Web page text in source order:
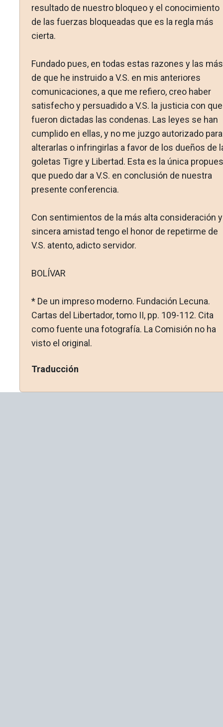
resultado de nuestro bloqueo y el conocimiento
de las fuerzas bloqueadas que es la regla más
cierta.
Fundado pues, en todas estas razones y las más
de que he instruido a V.S. en mis anteriores
comunicaciones, a que me refiero, creo haber
satisfecho y persuadido a V.S. la justicia con que
fueron dictadas las condenas. Las leyes se han
cum­plido en ellas, y no me juzgo autorizado para
alterarlas o in­fringirlas a favor de los dueños de
goletas Tigre y Libertad. Esta es la única
que puedo dar a V.S. en conclu­sión de nuestra
presente conferencia.
Con sentimientos de la más alta consideración y
sincera amistad tengo el honor de repetirme de
V.S. atento, adicto servidor.
BOLÍVAR
* De un impreso moderno. Fundación Lecuna.
Cartas del Li­bertador, tomo II, pp. 109-112. Cita
como fuente una fotografía. La Comisión no ha
visto el original.
Traducción